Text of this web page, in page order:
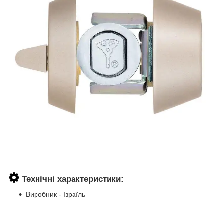
Технічні характеристики:
Виробник - Ізраїль